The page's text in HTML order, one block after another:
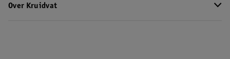
Over Kruidvat